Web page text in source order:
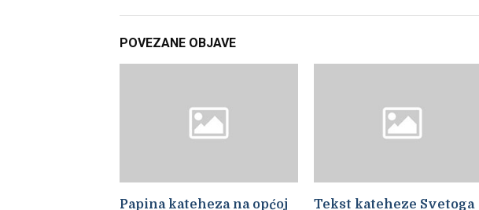
POVEZANE OBJAVE
Papina kateheza na općoj
Tekst kateheze Svetoga